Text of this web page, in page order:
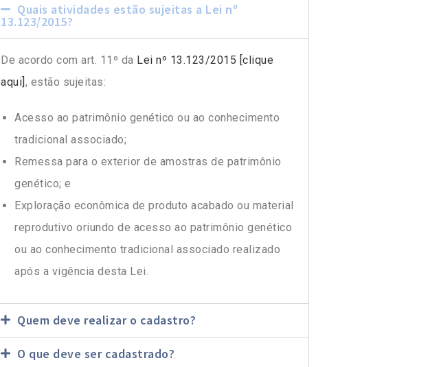
Quais atividades estão sujeitas a Lei nº
13.123/2015?
De acordo com art. 11º da Lei nº 13.123/2015 [clique
aqui], estão sujeitas:
Acesso ao patrimônio genético ou ao conhecimento
tradicional associado;
Remessa para o exterior de amostras de patrimônio
genético; e
Exploração econômica de produto acabado ou material
reprodutivo oriundo de acesso ao patrimônio genético
ou ao conhecimento tradicional associado realizado
após a vigência desta Lei.
Quem deve realizar o cadastro?
O que deve ser cadastrado?